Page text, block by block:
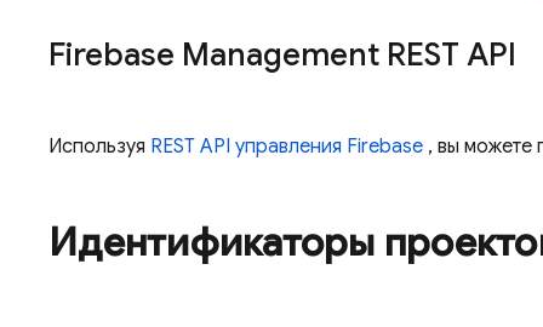
Firebase Management REST API
Используя REST API управления Firebase , вы можете
Идентификаторы